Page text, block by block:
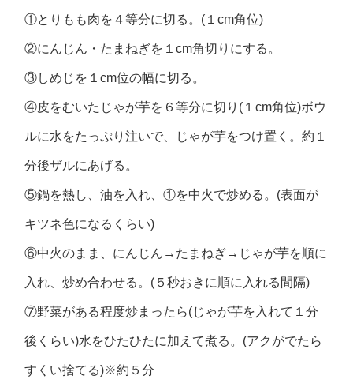
①とりもも肉を４等分に切る。(１cm角位)
②にんじん・たまねぎを１cm角切りにする。
③しめじを１cm位の幅に切る。
④皮をむいたじゃが芋を６等分に切り(１cm角位)ボウ
ルに水をたっぷり注いで、じゃが芋をつけ置く。約１
分後ザルにあげる。
⑤鍋を熱し、油を入れ、①を中火で炒める。(表面が
キツネ色になるくらい)
⑥中火のまま、にんじん→たまねぎ→じゃが芋を順に
入れ、炒め合わせる。(５秒おきに順に入れる間隔)
⑦野菜がある程度炒まったら(じゃが芋を入れて１分
後くらい)水をひたひたに加えて煮る。(アクがでたら
すくい捨てる)※約５分